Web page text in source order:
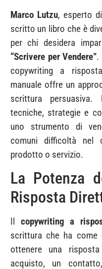
Marco Lutzu, esperto
scritto un libro che è
per chi desidera
“Scrivere per Vendere”.
copywriting a
manuale offre un
scrittura
tecniche, strategie e
uno strumento di
comuni difficoltà nel
prodotto o servizio.
La Potenza
Risposta
Il copywriting a
scrittura che ha come
ottenere una
acquisto, un